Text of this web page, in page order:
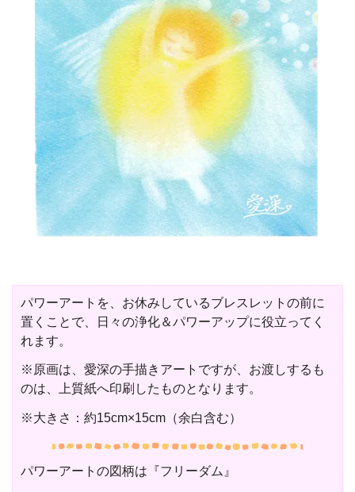
パワーアートを、お休みしているブレスレットの前に
置くことで、日々の浄化＆パワーアップに役立ってく
れます。
※原画は、愛深の手描きアートですが、お渡しするも
のは、上質紙へ印刷したものとなります。
※大きさ：約15cm×15cm（余白含む）
パワーアートの図柄は『フリーダム』